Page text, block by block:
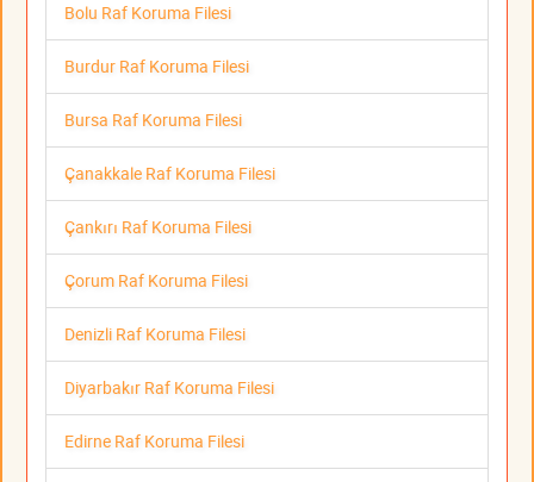
Bolu Raf Koruma Filesi
Burdur Raf Koruma Filesi
Bursa Raf Koruma Filesi
Çanakkale Raf Koruma Filesi
Çankırı Raf Koruma Filesi
Çorum Raf Koruma Filesi
Denizli Raf Koruma Filesi
Diyarbakır Raf Koruma Filesi
Edirne Raf Koruma Filesi